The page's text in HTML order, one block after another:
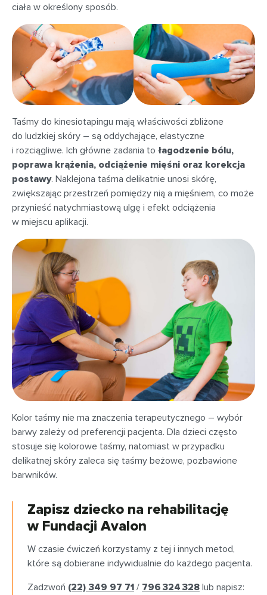
ciała w określony sposób.
Taśmy do kinesiotapingu mają właściwości zbliżone
do ludzkiej skóry – są oddychające, elastyczne
i rozciągliwe. Ich główne zadania to łagodzenie bólu,
poprawa krążenia, odciążenie mięśni oraz korekcja
postawy. Naklejona taśma delikatnie unosi skórę,
zwiększając przestrzeń pomiędzy nią a mięśniem, co może
przynieść natychmiastową ulgę i efekt odciążenia
w miejscu aplikacji.
Kolor taśmy nie ma znaczenia terapeutycznego – wybór
barwy zależy od preferencji pacjenta. Dla dzieci często
stosuje się kolorowe taśmy, natomiast w przypadku
delikatnej skóry zaleca się taśmy beżowe, pozbawione
barwników.
Zapisz dziecko na rehabilitację
w Fundacji Avalon
W czasie ćwiczeń korzystamy z tej i innych metod,
które są dobierane indywidualnie do każdego pacjenta.
Zadzwoń (22) 349 97 71 / 796 324 328 lub napisz: